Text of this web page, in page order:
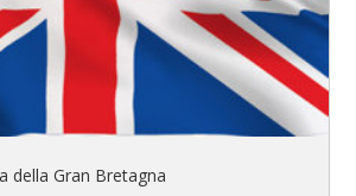
della Gran Bretagna